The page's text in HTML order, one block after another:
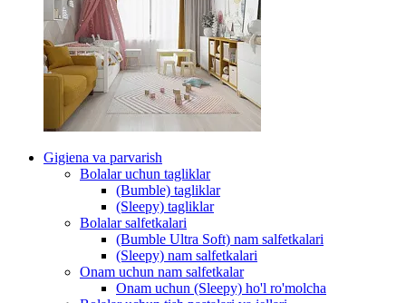
Gigiena va parvarish
Bolalar uchun tagliklar
(Bumble) tagliklar
(Sleepy) tagliklar
Bolalar salfetkalari
(Bumble Ultra Soft) nam salfetkalari
(Sleepy) nam salfetkalari
Onam uchun nam salfetkalar
Onam uchun (Sleepy) ho'l ro'molcha